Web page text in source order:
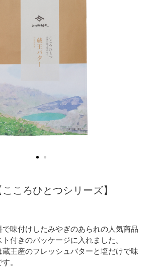
ころひとつシリーズ】
味付けしたみやぎのあられの人気商品
付きのパッケージに入れました。
蔵王産のフレッシュバターと塩だけで味
。